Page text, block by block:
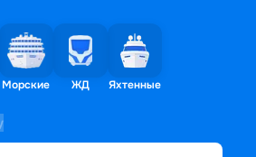
Морские ЖД Яхтенные